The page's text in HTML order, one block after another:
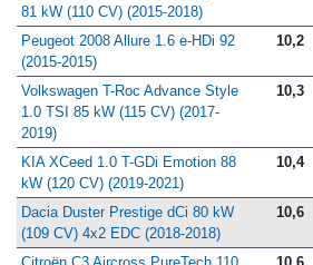
81 kW (110 CV) (2015-2018)
Peugeot 2008 Allure 1.6 e-HDi 92
(2015-2015)
10,2
Volkswagen T-Roc Advance Style
1.0 TSI 85 kW (115 CV) (2017-
2019)
10,3
KIA XCeed 1.0 T-GDi Emotion 88
kW (120 CV) (2019-2021)
10,4
Dacia Duster Prestige dCi 80 kW
(109 CV) 4x2 EDC (2018-2018)
10,6